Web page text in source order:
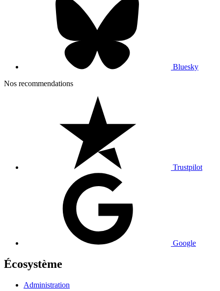
Bluesky
Nos recommendations
Trustpilot
Google
Écosystème
Administration